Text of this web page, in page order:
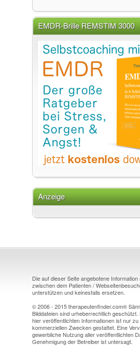
EMDR-Brille REMSTIM 3000
Anzeige
Die auf dieser Seite angebotene
zwischen dem Patienten /
unterstützen und keinesfalls ersetzen.
© 2006 - 2015 therapeutenfinder.com®
Bilddateien sind urheberrechtlich geschützt.
hier veröffentlichten Informationen ist nur
kommerziellen Zwecken gestattet. Eine
gewerbliche Nutzung aller veröffentlichten
Genehmigung der Betreiber ist untersagt.